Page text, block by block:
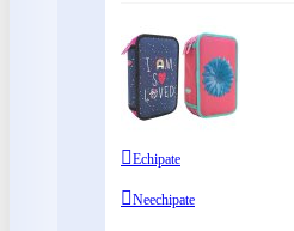
Echipate
Neechipate